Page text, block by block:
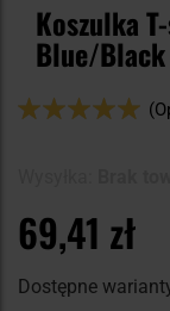
Koszulka
Blue/
Ocena:
69,41 zł
Dostępne